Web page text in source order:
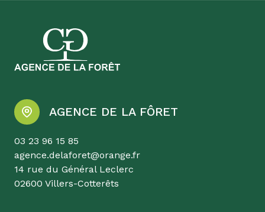
AGENCE DE LA FÔRET
03 23 96 15 85
agence.delaforet@orange.fr
14 rue du Général Leclerc
02600 Villers-Cotterêts